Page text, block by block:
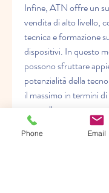
Infine, ATN offre un
vendita di alto livello,
tecnica e formazione
dispositivi. In questo
possono sfruttare
potenzialità della
il massimo in termini di
controllo.
0
Phone Email